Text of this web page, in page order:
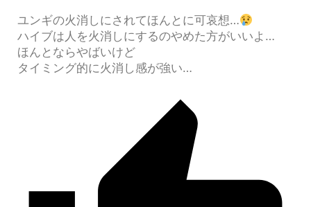
ユンギの火消しにされてほんとに可哀想…
ハイブは人を火消しにするのやめた方がいいよ…
ほんとならやばいけど
タイミング的に火消し感が強い…